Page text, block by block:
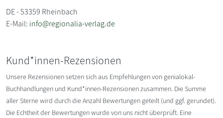
DE - 53359 Rheinbach
E-Mail: info@regionalia-verlag.de
Kund*innen-Rezensionen
Unsere Rezensionen setzen sich aus Empfehlungen von genialokal-
Buchhandlungen und Kund*innen-Rezensionen zusammen. Die Summe
aller Sterne wird durch die Anzahl Bewertungen geteilt (und ggf. gerundet).
Die Echtheit der Bewertungen wurde von uns nicht überprüft. Eine